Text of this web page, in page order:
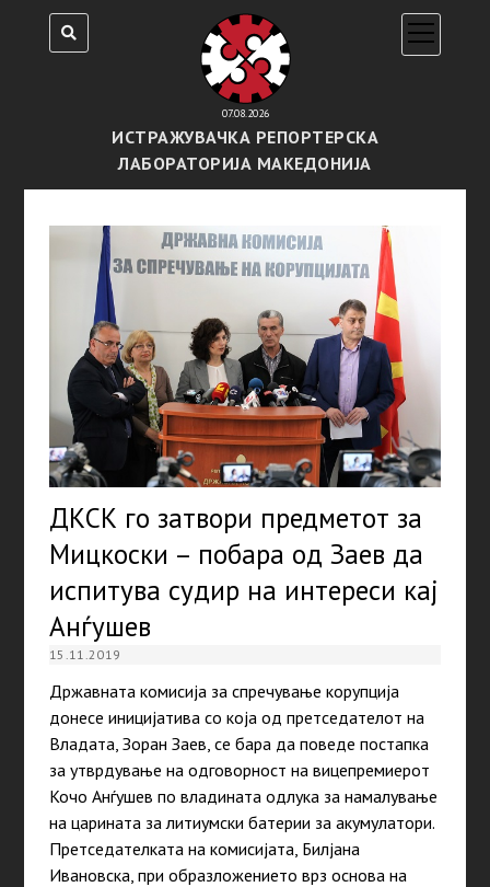
07.08.2026
ИСТРАЖУВАЧКА РЕПОРТЕРСКА
ЛАБОРАТОРИЈА МАКЕДОНИЈА
open
menu
ДКСК го затвори предметот за
Мицкоски – побара од Заев да
испитува судир на интереси кај
Анѓушев
15.11.2019
Државната комисија за спречување корупција
донесе иницијатива со која од претседателот на
Владата, Зоран Заев, се бара да поведе постапка
за утврдување на одговорност на вицепремиерот
Кочо Анѓушев по владината одлука за намалување
на царината за литиумски батерии за акумулатори.
Претседателката на комисијата, Билјана
Ивановска, при образложението врз основа на